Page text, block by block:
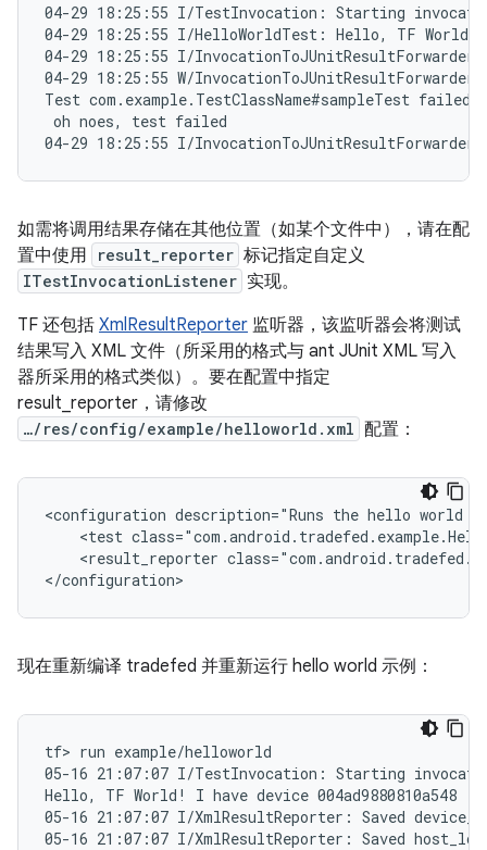
04-29 18:25:55 I/TestInvocation: Starting
04-29 18:25:55 I/HelloWorldTest: Hello, TF World! I
04-29 18:25:55 I/
04-29 18:25:55 W/InvocationToJUnitResultForwarder:
Test com.example.TestClassName#sampleTest
oh noes, test failed
如需将调用结果存储在其他位置（如某个文件中），请在配
置中使用
result_reporter 标记指定自定义
ITestInvocationListener 实现。
TF 还包括 XmlResultReporter 监听器，该监听器会将测试
结果写入 XML 文件（所采用的格式与 ant JUnit XML 写入
器所采用的格式类似）。 要在配置中指定
result_reporter，请修改
…/res/config/example/helloworld.xml 配置：
<configuration description="Runs the hello world
<test
<result_reporter
</configuration>
现在重新编译 tradefed 并重新运行 hello world 示例：
tf> run example/helloworld
05-16 21:07:07 I/TestInvocation: Starting
Hello, TF World! I have device 004ad9880810a548
05-16 21:07:07 I/XmlResultReporter: Saved
05-16 21:07:07 I/XmlResultReporter: Saved host_log